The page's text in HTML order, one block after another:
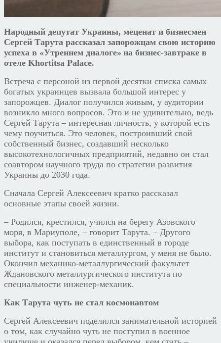
Народный депутат Украины, меценат и бизнесмен
Сергей Тарута рассказал запорожцам свою историю
успеха в «Утреннем диалоге» на бизнес-завтраке в
отеле Khortitsa Palace.
Встреча с персоной из первой десятки списка самых
богатых украинцев вызвала большой интерес у
запорожцев. Диалог получился живым, у аудитории
возникло много вопросов. Это и не удивительно, ведь
Сергей Тарута – интересная личность, у которой есть
чему поучиться. Это человек, построивший свой
собственный бизнес, создавший несколько
высокотехнологичных предприятий, недавно он стал
соавтором научного труда по стратегии развития
Украины до 2030 года.
Сначала Сергей Алексеевич кратко рассказал
основные этапы своей жизни.
– Родился, крестился, учился на берегу Азовского
моря, в Мариуполе, – говорит Тарута. – Другого
выбора, как поступать в единственный в городе
институт и становиться металлургом, у меня не было.
Окончил механико-металлургический факультет
Ждановского металлургического института по
специальности инженер-механик.
Как Тарута чуть не стал космонавтом
Сергей Алексеевич поделился занимательной историей
о том, как случайно чуть не поступил в военное